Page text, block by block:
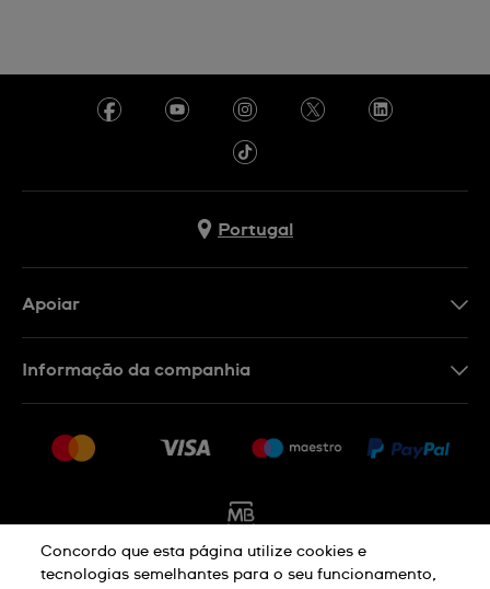
Portugal
Apoiar
Rescindir o contrato
Informação da companhia
Carreiras
Concordo que esta página utilize cookies e
tecnologias semelhantes para o seu funcionamento,